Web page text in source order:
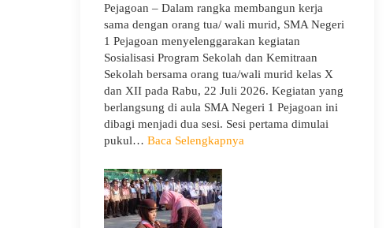
Pembukaan
LDDK
Pejagoan – Dalam rangka membangun kerja
sama dengan orang tua/ wali murid, SMA Negeri
1 Pejagoan menyelenggarakan kegiatan
Sosialisasi Program Sekolah dan Kemitraan
Sekolah bersama orang tua/wali murid kelas X
dan XII pada Rabu, 22 Juli 2026. Kegiatan yang
berlangsung di aula SMA Negeri 1 Pejagoan ini
dibagi menjadi dua sesi. Sesi pertama dimulai
pukul… Baca Selengkapnya: